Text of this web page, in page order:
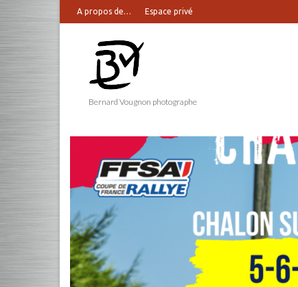
A propos de… Espace privé
Bernard Vougnon photographe